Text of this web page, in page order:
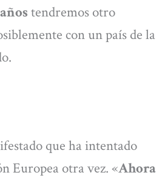
tendremos otro
con un país de la
que ha intentado
Europea otra vez. «Ahora